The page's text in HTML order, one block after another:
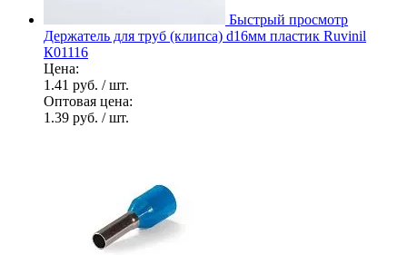
Быстрый просмотр
Держатель для труб (клипса) d16мм пластик Ruvinil
К01116
Цена:
1.41 руб. / шт.
Оптовая цена:
1.39 руб. / шт.